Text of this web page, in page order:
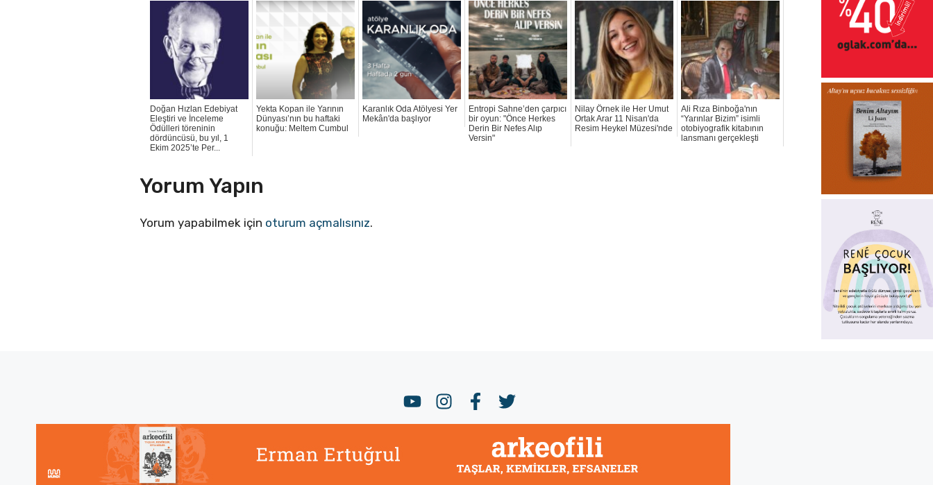
Doğan Hızlan Edebiyat
Eleştiri ve İnceleme
Ödülleri töreninin
dördüncüsü, bu yıl, 1
Ekim 2025’te Per...
Yekta Kopan ile Yarının
Dünyası’nın bu haftaki
konuğu: Meltem Cumbul
Karanlık Oda Atölyesi Yer
Mekân'da başlıyor
Entropi Sahne’den çarpıcı
bir oyun: "Önce Herkes
Derin Bir Nefes Alıp
Versin"
Nilay Örnek ile Her Umut
Ortak Arar 11 Nisan'da
Resim Heykel Müzesi'nde
Ali Rıza Binboğa'nın
“Yarınlar Bizim” isimli
otobiyografik kitabının
lansmanı gerçekleşti
Yorum Yapın
Yorum yapabilmek için oturum açmalısınız.